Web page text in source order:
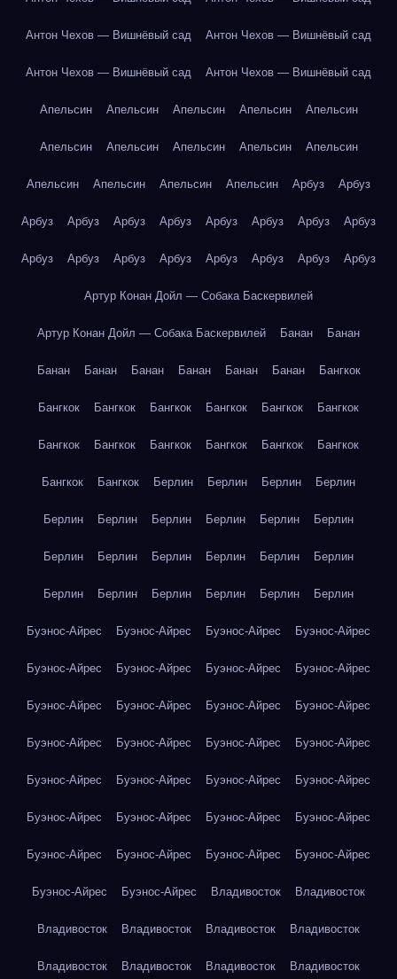
Антон Чехов — Вишнёвый сад Антон Чехов — Вишнёвый сад
Антон Чехов — Вишнёвый сад Антон Чехов — Вишнёвый сад
Апельсин Апельсин Апельсин Апельсин Апельсин
Апельсин Апельсин Апельсин Апельсин Апельсин
Апельсин Апельсин Апельсин Апельсин Арбуз Арбуз
Арбуз Арбуз Арбуз Арбуз Арбуз Арбуз Арбуз Арбуз
Арбуз Арбуз Арбуз Арбуз Арбуз Арбуз Арбуз Арбуз
Артур Конан Дойл — Собака Баскервилей
Артур Конан Дойл — Собака Баскервилей Банан Банан
Банан Банан Банан Банан Банан Банан Бангкок
Бангкок Бангкок Бангкок Бангкок Бангкок Бангкок
Бангкок Бангкок Бангкок Бангкок Бангкок Бангкок
Бангкок Бангкок Берлин Берлин Берлин Берлин
Берлин Берлин Берлин Берлин Берлин Берлин
Берлин Берлин Берлин Берлин Берлин Берлин
Берлин Берлин Берлин Берлин Берлин Берлин
Буэнос-Айрес Буэнос-Айрес Буэнос-Айрес Буэнос-Айрес
Буэнос-Айрес Буэнос-Айрес Буэнос-Айрес Буэнос-Айрес
Буэнос-Айрес Буэнос-Айрес Буэнос-Айрес Буэнос-Айрес
Буэнос-Айрес Буэнос-Айрес Буэнос-Айрес Буэнос-Айрес
Буэнос-Айрес Буэнос-Айрес Буэнос-Айрес Буэнос-Айрес
Буэнос-Айрес Буэнос-Айрес Буэнос-Айрес Буэнос-Айрес
Буэнос-Айрес Буэнос-Айрес Буэнос-Айрес Буэнос-Айрес
Буэнос-Айрес Буэнос-Айрес Владивосток Владивосток
Владивосток Владивосток Владивосток Владивосток
Владивосток Владивосток Владивосток Владивосток